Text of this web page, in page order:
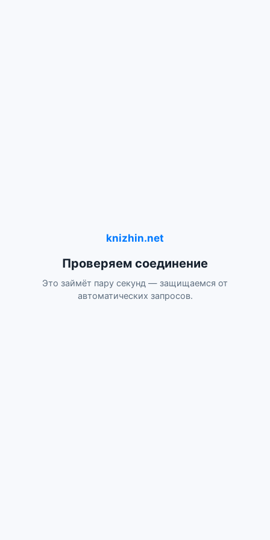
knizhin.net
Проверяем соединение
Это займёт пару секунд — защищаемся от
автоматических запросов.